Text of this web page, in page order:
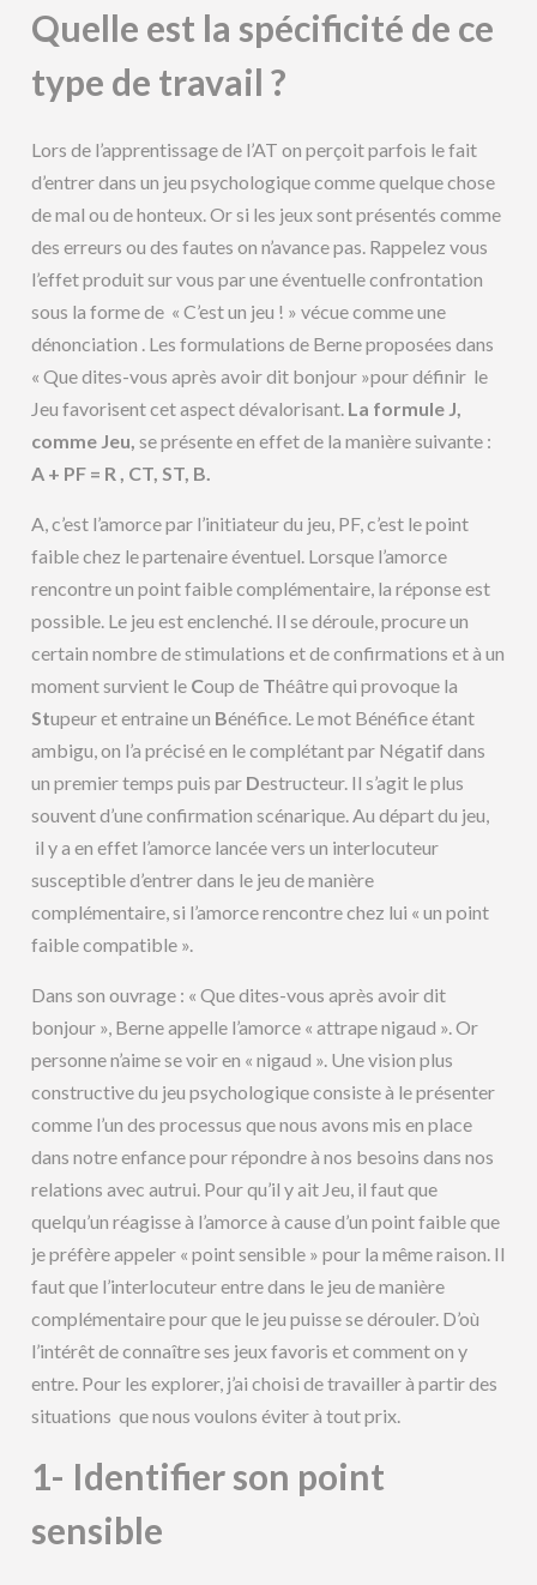
Quelle est la spécificité de ce
type de travail ?
Lors de l’apprentissage de l’AT on perçoit parfois le fait
d’entrer dans un jeu psychologique comme quelque chose
de mal ou de honteux. Or si les jeux sont présentés comme
des erreurs ou des fautes on n’avance pas. Rappelez vous
l’effet produit sur vous par une éventuelle confrontation
sous la forme de « C’est un jeu ! » vécue comme une
dénonciation . Les formulations de Berne proposées dans
« Que dites-vous après avoir dit bonjour »pour définir le
Jeu favorisent cet aspect dévalorisant. La formule J,
comme Jeu, se présente en effet de la manière suivante :
A + PF = R , CT, ST, B.
A, c’est l’amorce par l’initiateur du jeu, PF, c’est le point
faible chez le partenaire éventuel. Lorsque l’amorce
rencontre un point faible complémentaire, la réponse est
possible. Le jeu est enclenché. Il se déroule, procure un
certain nombre de stimulations et de confirmations et à un
moment survient le Coup de Théâtre qui provoque la
Stupeur et entraine un Bénéfice. Le mot Bénéfice étant
ambigu, on l’a précisé en le complétant par Négatif dans
un premier temps puis par Destructeur. Il s’agit le plus
souvent d’une confirmation scénarique. Au départ du jeu,
il y a en effet l’amorce lancée vers un interlocuteur
susceptible d’entrer dans le jeu de manière
complémentaire, si l’amorce rencontre chez lui « un point
faible compatible ».
Dans son ouvrage : « Que dites-vous après avoir dit
bonjour », Berne appelle l’amorce « attrape nigaud ». Or
personne n’aime se voir en « nigaud ». Une vision plus
constructive du jeu psychologique consiste à le présenter
comme l’un des processus que nous avons mis en place
dans notre enfance pour répondre à nos besoins dans nos
relations avec autrui. Pour qu’il y ait Jeu, il faut que
quelqu’un réagisse à l’amorce à cause d’un point faible que
je préfère appeler « point sensible » pour la même raison. Il
faut que l’interlocuteur entre dans le jeu de manière
complémentaire pour que le jeu puisse se dérouler. D’où
l’intérêt de connaître ses jeux favoris et comment on y
entre. Pour les explorer, j’ai choisi de travailler à partir des
situations que nous voulons éviter à tout prix.
1- Identifier son point
sensible